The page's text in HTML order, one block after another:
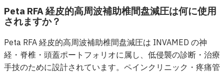
Peta RFA 経皮的高周波補助椎間盘減圧は何に使用
されますか？
Peta RFA 経皮的高周波補助椎間盘減圧は INVAMED の神
経・脊椎・頭蓋ポートフォリオに属し、低侵襲の診断・治療
手技のために設計されています。ペインクリニック・疼痛管